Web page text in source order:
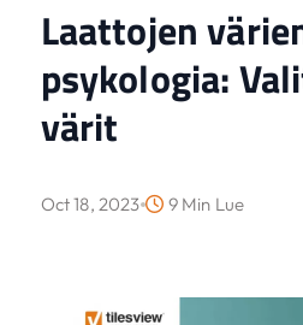
Laattojen
psykologia:
värit
Oct 18, 2023 9 Min Lue